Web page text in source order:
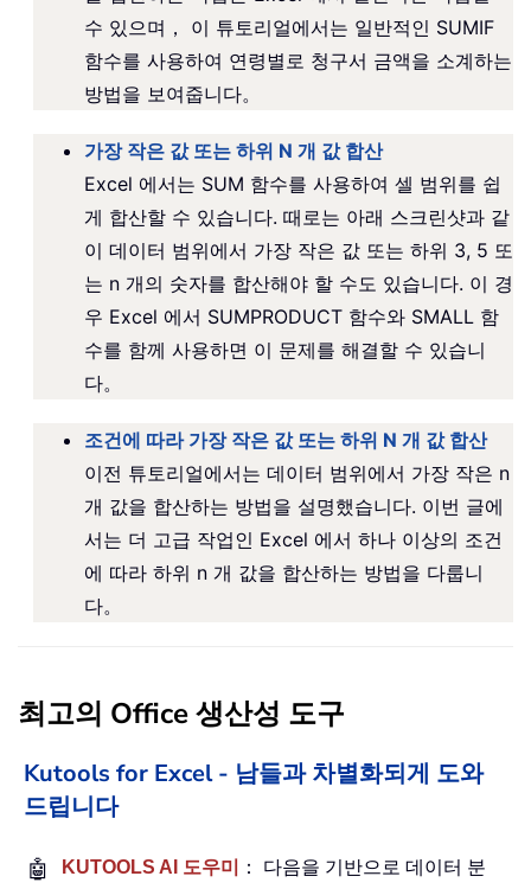
수 있으며， 이 튜토리얼에서는 일반적인 SUMIF
함수를 사용하여 연령별로 청구서 금액을 소계하는
방법을 보여줍니다。
가장 작은 값 또는 하위 N 개 값 합산
Excel 에서는 SUM 함수를 사용하여 셀 범위를 쉽
게 합산할 수 있습니다. 때로는 아래 스크린샷과 같
이 데이터 범위에서 가장 작은 값 또는 하위 3, 5 또
는 n 개의 숫자를 합산해야 할 수도 있습니다. 이 경
우 Excel 에서 SUMPRODUCT 함수와 SMALL 함
수를 함께 사용하면 이 문제를 해결할 수 있습니
다。
조건에 따라 가장 작은 값 또는 하위 N 개 값 합산
이전 튜토리얼에서는 데이터 범위에서 가장 작은 n
개 값을 합산하는 방법을 설명했습니다. 이번 글에
서는 더 고급 작업인 Excel 에서 하나 이상의 조건
에 따라 하위 n 개 값을 합산하는 방법을 다룹니
다。
최고의 Office 생산성 도구
Kutools for Excel - 남들과 차별화되게 도와
드립니다
🤖 KUTOOLS AI 도우미
： 다음을 기반으로 데이터 분